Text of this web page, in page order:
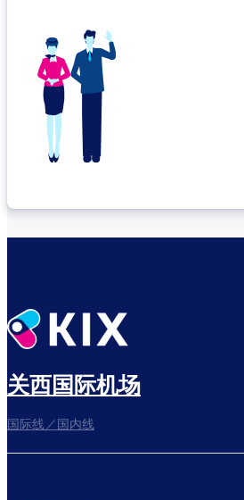
关西国际机场
国际线／国内线